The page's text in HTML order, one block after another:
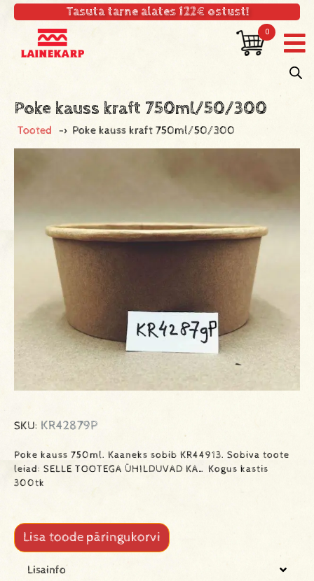
Tasuta tarne alates 122€ ostust!
0
Poke kauss kraft 750ml/50/300
Tooted -> Poke kauss kraft 750ml/50/300
SKU: KR42879P
Poke kauss 750ml. Kaaneks sobib KR44913. Sobiva toote
leiad: SELLE TOOTEGA ÜHILDUVAD KA… Kogus kastis
300tk
Lisa toode päringukorvi
Lisainfo